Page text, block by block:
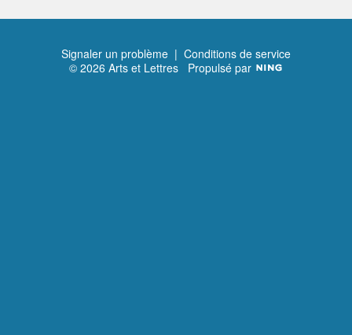
Signaler un problème | Conditions de service
© 2026 Arts et Lettres Propulsé par